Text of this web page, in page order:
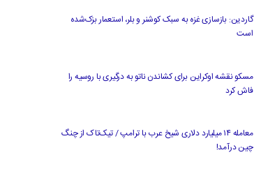
گاردین: بازسازی غزه به سبک کوشنر و بلر، استعمار بزک‌شده
است
مسکو نقشه اوکراین برای کشاندن ناتو به درگیری با روسیه را
فاش کرد
معامله ۱۴ میلیارد دلاری شیخ عرب با ترامپ / تیک‌تاک از چنگ
چین درآمد!